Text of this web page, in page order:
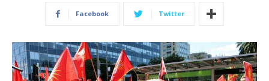
Facebook Twitter